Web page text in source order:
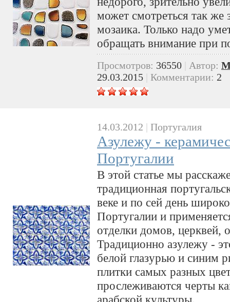
может смотреться так же
мозаика. Только надо
обращать внимание при
Просмотров: 36550 Автор:
29.03.2015
Комментарии: 2
14.03.2012 | Португалия
Азулежу -
Португалии
В этой статье мы
традиционная
веке и по сей день
Португалии и
отделки домов, церквей,
Традиционно азулежу -
белой глазурью и синим
плитки самых разных
прослеживаются черты
арабской культуры.